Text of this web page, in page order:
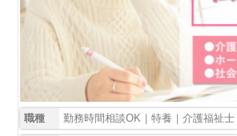
職種 勤務時間相談OK｜特養｜介護福祉士